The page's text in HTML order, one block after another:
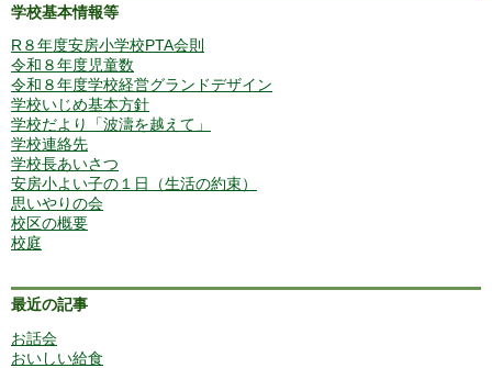
学校基本情報等
R８年度安房小学校PTA会則
令和８年度児童数
令和８年度学校経営グランドデザイン
学校いじめ基本方針
学校だより「波濤を越えて」
学校連絡先
学校長あいさつ
安房小よい子の１日（生活の約束）
思いやりの会
校区の概要
校庭
最近の記事
お話会
おいしい給食